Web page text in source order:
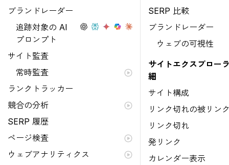
ブランドレーダー
追跡対象の AI
プロンプト
サイト監査
常時監査
ランクトラッカー
競合の分析
SERP 履歴
ページ検査
ウェブアナリティクス
SERP 比較
ブランドレーダー
ウェブの可視性
サイトエクスプロー
細
サイト構成
リンク切れの被リン
リンク切れ
発リンク
カレンダー表示